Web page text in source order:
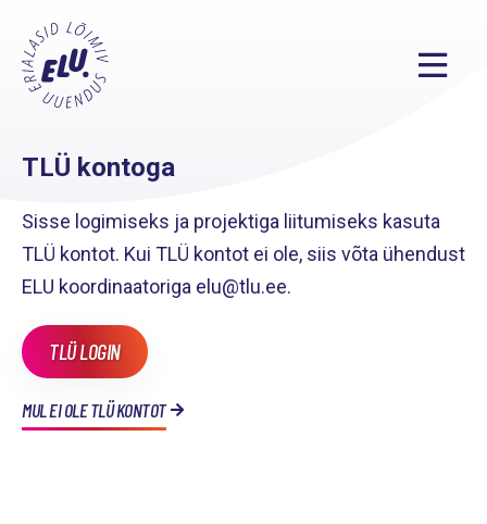
TLÜ kontoga
Sisse logimiseks ja projektiga liitumiseks kasuta
TLÜ kontot. Kui TLÜ kontot ei ole, siis võta ühendust
ELU koordinaatoriga elu@tlu.ee.
TLÜ LOGIN
MUL EI OLE TLÜ KONTOT